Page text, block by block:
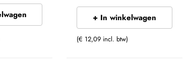
+ In winkelwagen
(€ 12,09 incl. btw)